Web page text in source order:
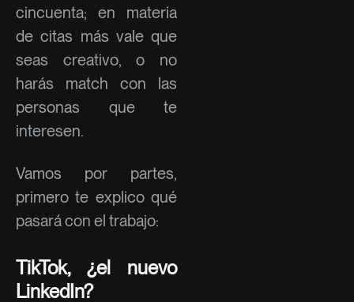
cincuenta; en materia
de citas más vale que
seas creativo, o no
harás match con las
personas que te
interesen.
Vamos por partes,
primero te explico qué
pasará con el trabajo:
TikTok, ¿el nuevo
LinkedIn?